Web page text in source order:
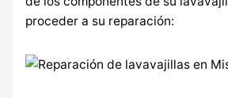
proceder a su reparación: